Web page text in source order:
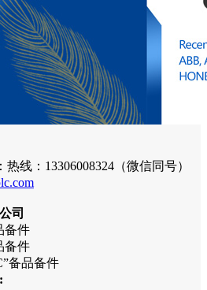
线：13306008324（微信同号）
司
备件
备件
备品备件